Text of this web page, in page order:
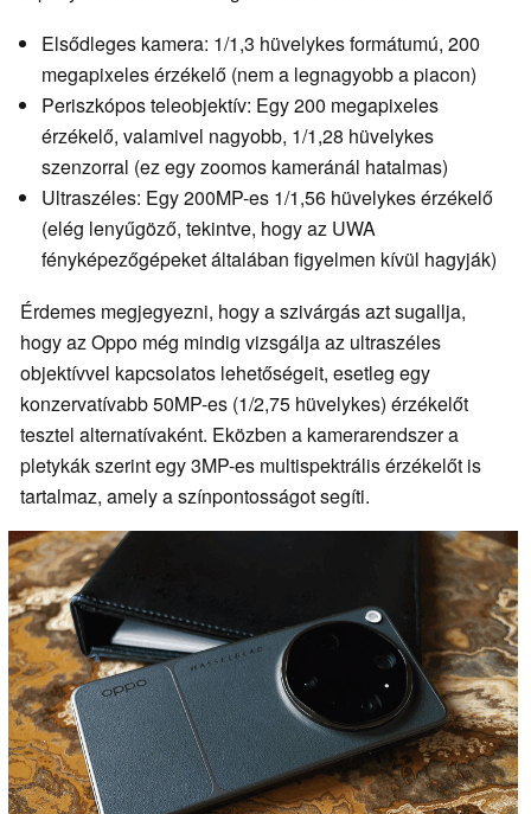
Elsődleges kamera: 1/1,3 hüvelykes formátumú, 200
megapixeles érzékelő (nem a legnagyobb a piacon)
Periszkópos teleobjektív: Egy 200 megapixeles
érzékelő, valamivel nagyobb, 1/1,28 hüvelykes
szenzorral (ez egy zoomos kameránál hatalmas)
Ultraszéles: Egy 200MP-es 1/1,56 hüvelykes érzékelő
(elég lenyűgöző, tekintve, hogy az UWA
fényképezőgépeket általában figyelmen kívül hagyják)
Érdemes megjegyezni, hogy a szivárgás azt sugallja,
hogy az Oppo még mindig vizsgálja az ultraszéles
objektívvel kapcsolatos lehetőségeit, esetleg egy
konzervatívabb 50MP-es (1/2,75 hüvelykes) érzékelőt
tesztel alternatívaként. Eközben a kamerarendszer a
pletykák szerint egy 3MP-es multispektrális érzékelőt is
tartalmaz, amely a színpontosságot segíti.